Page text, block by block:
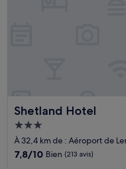
Shetland Hotel
Shetland Hotel
Hébergement
3.0 étoiles
À 32,4 km de : Aéroport de
7.8
7,8/10 Bien (213 avis)